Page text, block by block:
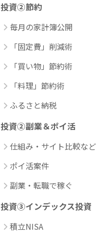
投資②節約
毎月の家計簿公開
「固定費」削減術
「買い物」節約術
「料理」節約術
ふるさと納税
投資②副業＆ポイ活
仕組み・サイト比較など
ポイ活案件
副業・転職で稼ぐ
投資③インデックス投資
積立NISA